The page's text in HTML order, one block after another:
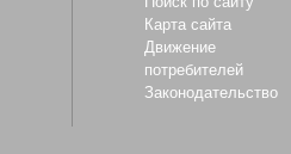
Карта сайта
Движение
потребителей
Законодательство